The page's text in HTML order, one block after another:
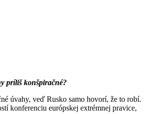
príliš konšpiračné?
úvahy, veď Rusko samo hovorí, že to robí.
konferenciu európskej extrémnej pravice,